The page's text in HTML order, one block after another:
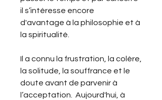
il s’intéresse encore
d'avantage à la philosophie et à
la spiritualité.
Il a connu la frustration, la colère,
la solitude, la souffrance et le
doute avant de parvenir à
l’acceptation. Aujourd'hui, à